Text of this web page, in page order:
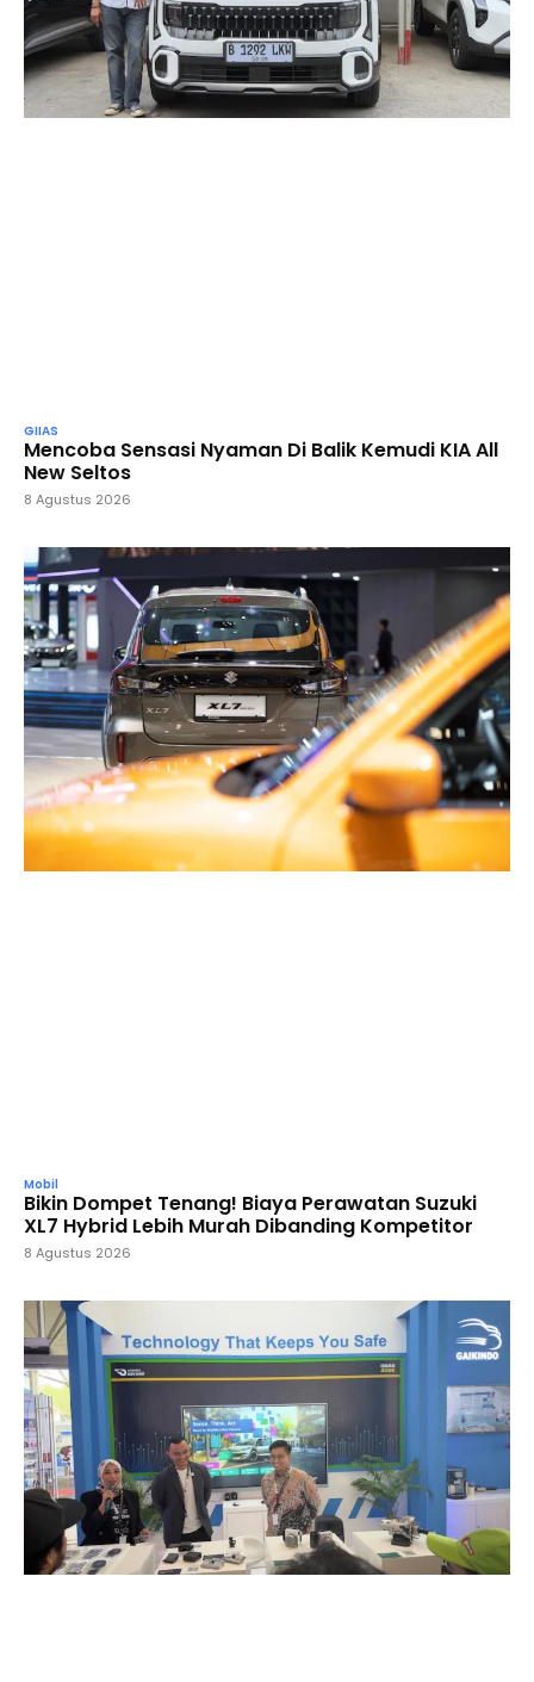
GIIAS
Mencoba Sensasi Nyaman Di Balik Kemudi KIA All
New Seltos
8 Agustus 2026
Mobil
Bikin Dompet Tenang! Biaya Perawatan Suzuki
XL7 Hybrid Lebih Murah Dibanding Kompetitor
8 Agustus 2026